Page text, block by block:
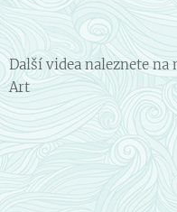
Další videa naleznete
Art